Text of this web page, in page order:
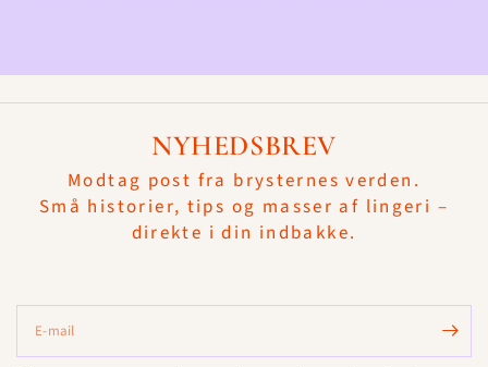
NYHEDSBREV
Modtag post fra brysternes verden.
Små historier, tips og masser af lingeri –
direkte i din indbakke.
E-mail